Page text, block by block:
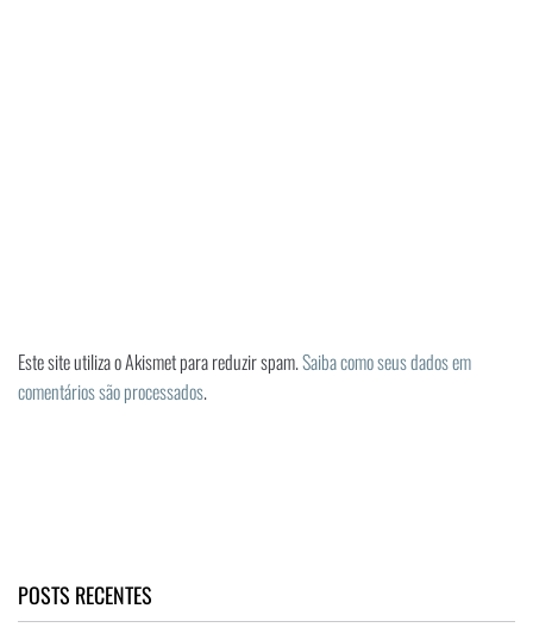
Este site utiliza o Akismet para reduzir spam.Saiba como seus dados em
comentários são processados.
POSTS RECENTES